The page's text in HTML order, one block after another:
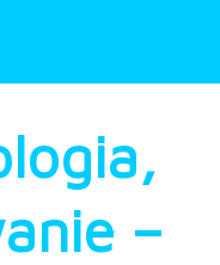
–